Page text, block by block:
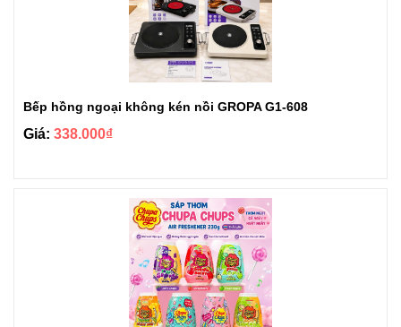
Bếp hồng ngoại không kén nồi GROPA G1-608
Giá: 338.000₫